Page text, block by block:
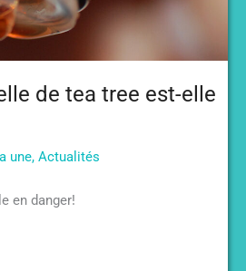
de tea tree est-elle
une, Actualités
en danger!